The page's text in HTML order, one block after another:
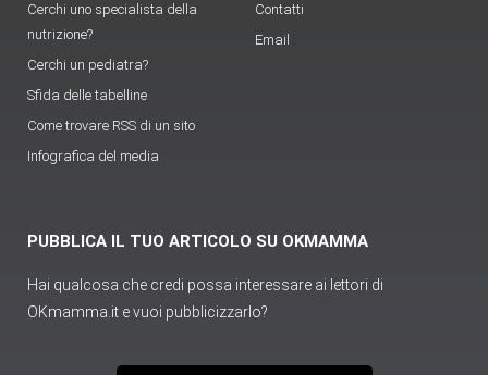
Cerchi uno specialista della
nutrizione?
Cerchi un pediatra?
Sfida delle tabelline
Come trovare RSS di un sito
Infografica del media
Contatti
Email
PUBBLICA IL TUO ARTICOLO SU OKMAMMA
Hai qualcosa che credi possa interessare ai lettori di
OKmamma.it e vuoi pubblicizzarlo?